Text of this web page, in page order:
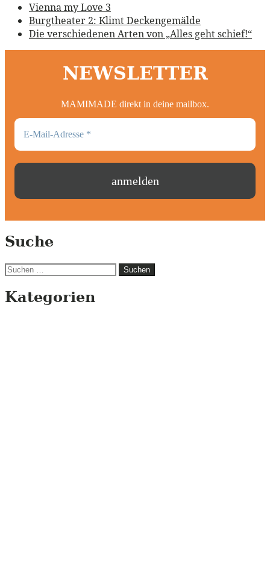
Vienna my Love 3
Burgtheater 2: Klimt Deckengemälde
Die verschiedenen Arten von „Alles geht schief!“
NEWSLETTER
MAMIMADE direkt in deine mailbox.
Suche
Suchen
Kategorien